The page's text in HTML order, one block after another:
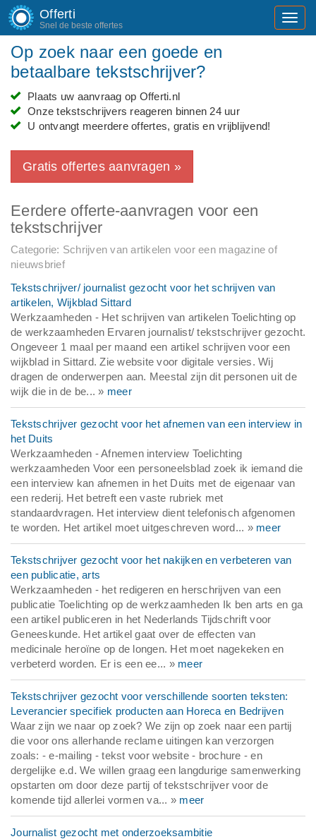
Offerti
Snel de beste offertes
Op zoek naar een goede en
betaalbare tekstschrijver?
Plaats uw aanvraag op Offerti.nl
Onze tekstschrijvers reageren binnen 24 uur
U ontvangt meerdere offertes, gratis en vrijblijvend!
Gratis offertes aanvragen »
Eerdere offerte-aanvragen voor een
tekstschrijver
Categorie: Schrijven van artikelen voor een magazine of
nieuwsbrief
Tekstschrijver/ journalist gezocht voor het schrijven van
artikelen, Wijkblad Sittard
Werkzaamheden - Het schrijven van artikelen Toelichting op
de werkzaamheden Ervaren journalist/ tekstschrijver gezocht.
Ongeveer 1 maal per maand een artikel schrijven voor een
wijkblad in Sittard. Zie website voor digitale versies. Wij
dragen de onderwerpen aan. Meestal zijn dit personen uit de
wijk die in de be... » meer
Tekstschrijver gezocht voor het afnemen van een interview in
het Duits
Werkzaamheden - Afnemen interview Toelichting
werkzaamheden Voor een personeelsblad zoek ik iemand die
een interview kan afnemen in het Duits met de eigenaar van
een rederij. Het betreft een vaste rubriek met
standaardvragen. Het interview dient telefonisch afgenomen
te worden. Het artikel moet uitgeschreven word... » meer
Tekstschrijver gezocht voor het nakijken en verbeteren van
een publicatie, arts
Werkzaamheden - het redigeren en herschrijven van een
publicatie Toelichting op de werkzaamheden Ik ben arts en ga
een artikel publiceren in het Nederlands Tijdschrift voor
Geneeskunde. Het artikel gaat over de effecten van
medicinale heroïne op de longen. Het moet nagekeken en
verbeterd worden. Er is een ee... » meer
Tekstschrijver gezocht voor verschillende soorten teksten:
Leverancier specifiek producten aan Horeca en Bedrijven
Waar zijn we naar op zoek? We zijn op zoek naar een partij
die voor ons allerhande reclame uitingen kan verzorgen
zoals: - e-mailing - tekst voor website - brochure - en
dergelijke e.d. We willen graag een langdurige samenwerking
opstarten om door deze partij of tekstschrijver voor de
komende tijd allerlei vormen va... » meer
Journalist gezocht met onderzoeksambitie